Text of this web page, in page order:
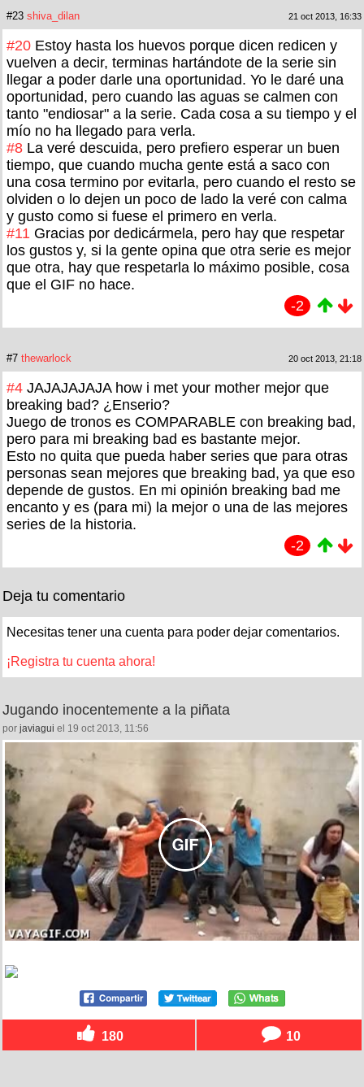
#23 shiva_dilan 21 oct 2013, 16:33
#20 Estoy hasta los huevos porque dicen redicen y
vuelven a decir, terminas hartándote de la serie sin
llegar a poder darle una oportunidad. Yo le daré una
oportunidad, pero cuando las aguas se calmen con
tanto "endiosar" a la serie. Cada cosa a su tiempo y el
mío no ha llegado para verla.
#8 La veré descuida, pero prefiero esperar un buen
tiempo, que cuando mucha gente está a saco con
una cosa termino por evitarla, pero cuando el resto se
olviden o lo dejen un poco de lado la veré con calma
y gusto como si fuese el primero en verla.
#11 Gracias por dedicármela, pero hay que respetar
los gustos y, si la gente opina que otra serie es mejor
que otra, hay que respetarla lo máximo posible, cosa
que el GIF no hace.
-2
#7 thewarlock 20 oct 2013, 21:18
#4 JAJAJAJAJA how i met your mother mejor que
breaking bad? ¿Enserio?
Juego de tronos es COMPARABLE con breaking bad,
pero para mi breaking bad es bastante mejor.
Esto no quita que pueda haber series que para otras
personas sean mejores que breaking bad, ya que eso
depende de gustos. En mi opinión breaking bad me
encanto y es (para mi) la mejor o una de las mejores
series de la historia.
-2
Deja tu comentario
Necesitas tener una cuenta para poder dejar comentarios.
¡Registra tu cuenta ahora!
Jugando inocentemente a la piñata
por javiagui el 19 oct 2013, 11:56
180 10